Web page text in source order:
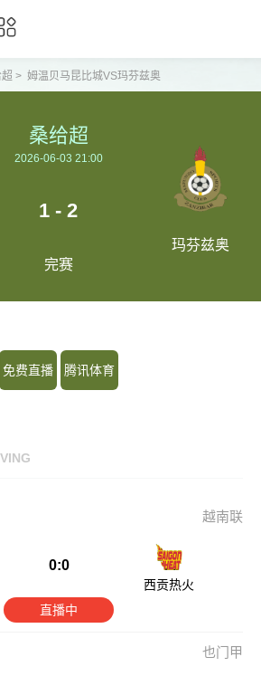
> 姆温贝马昆比城VS玛芬兹奥
桑给超
2026-06-03 21:00
1 - 2
完赛
玛芬兹奥
免费直播 腾讯体育
越南联
0:0
西贡热火
直播中
也门甲